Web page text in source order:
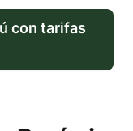
con tarifas